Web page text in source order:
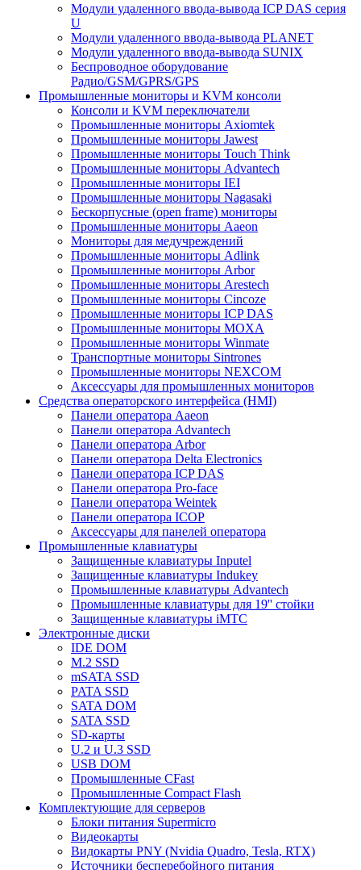
Модули удаленного ввода-вывода ICP DAS серия
U
Модули удаленного ввода-вывода PLANET
Модули удаленного ввода-вывода SUNIX
Беспроводное оборудование
Радио/GSM/GPRS/GPS
Промышленные мониторы и KVM консоли
Консоли и KVM переключатели
Промышленные мониторы Axiomtek
Промышленные мониторы Jawest
Промышленные мониторы Touch Think
Промышленные мониторы Advantech
Промышленные мониторы IEI
Промышленные мониторы Nagasaki
Бескорпусные (open frame) мониторы
Промышленные мониторы Aaeon
Мониторы для медучреждений
Промышленные мониторы Adlink
Промышленные мониторы Arbor
Промышленные мониторы Arestech
Промышленные мониторы Cincoze
Промышленные мониторы ICP DAS
Промышленные мониторы MOXA
Промышленные мониторы Winmate
Транспортные мониторы Sintrones
Промышленные мониторы NEXCOM
Аксессуары для промышленных мониторов
Средства операторского интерфейса (HMI)
Панели оператора Aaeon
Панели оператора Advantech
Панели оператора Arbor
Панели оператора Delta Electronics
Панели оператора ICP DAS
Панели оператора Pro-face
Панели оператора Weintek
Панели оператора ICOP
Аксессуары для панелей оператора
Промышленные клавиатуры
Защищенные клавиатуры Inputel
Защищенные клавиатуры Indukey
Промышленные клавиатуры Advantech
Промышленные клавиатуры для 19'' стойки
Защищенные клавиатуры iMTC
Электронные диски
IDE DOM
M.2 SSD
mSATA SSD
PATA SSD
SATA DOM
SATA SSD
SD-карты
U.2 и U.3 SSD
USB DOM
Промышленные CFast
Промышленные Compact Flash
Комплектующие для серверов
Блоки питания Supermicro
Видеокарты
Видокарты PNY (Nvidia Quadro, Tesla, RTX)
Источники бесперебойного питания